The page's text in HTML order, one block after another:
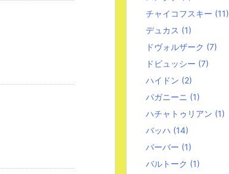
チャイコフスキー (11)
デュカス (1)
ドヴォルザーク (7)
ドビュッシー (7)
ハイドン (2)
パガニーニ (1)
ハチャトゥリアン (1)
バッハ (14)
バーバー (1)
バルトーク (1)